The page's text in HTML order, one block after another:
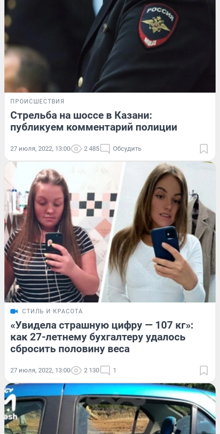
ПРОИСШЕСТВИЯ
Стрельба на шоссе в Казани:
публикуем комментарий полиции
27 июля, 2022, 13:00 2 485 Обсудить
СТИЛЬ И КРАСОТА
«Увидела страшную цифру — 107 кг»:
как 27-летнему бухгалтеру удалось
сбросить половину веса
27 июля, 2022, 13:00 2 130 1